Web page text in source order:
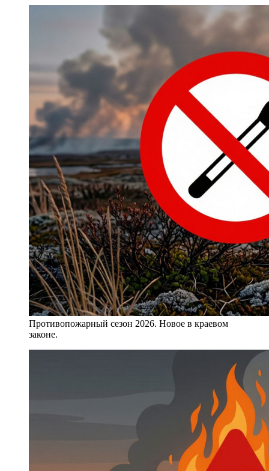
Противопожарный сезон 2026. Новое в краевом
законе.